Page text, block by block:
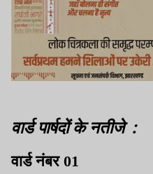
वार्ड पार्षदों के नतीजे :
वार्ड नंबर 01